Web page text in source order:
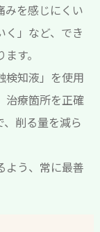
みを感じにくい
く」など、でき
す。
検知液」を使用
治療箇所を正確
削る量を減ら
よう、常に最善